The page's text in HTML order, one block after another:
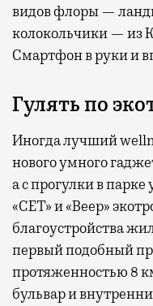
видов флоры —
колокольчики — из
Смартфон в руки и
Гулять по
Иногда лучший
нового умного
а с прогулки в
«СЕТ» и «Веер»
благоустройства
первый подобный
протяженностью 8
бульвар и